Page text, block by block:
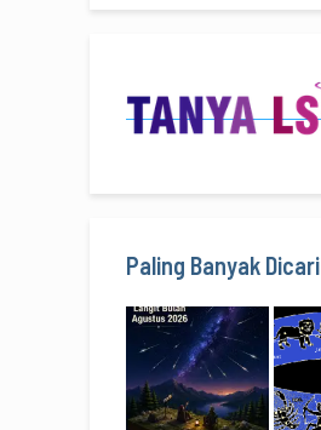
Paling Banyak Dicari